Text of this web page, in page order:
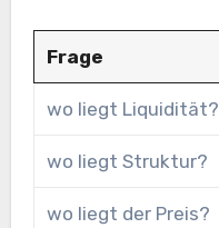
Frage
wo liegt Liquidität?
wo liegt Struktur?
wo liegt der Preis?